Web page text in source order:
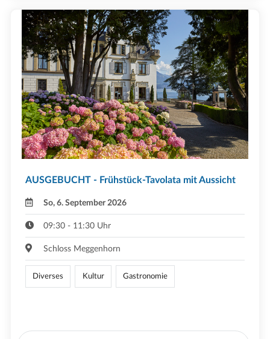
AUSGEBUCHT - Frühstück-Tavolata mit Aussicht
So, 6. September 2026
09:30 - 11:30 Uhr
Schloss Meggenhorn
Diverses Kultur Gastronomie